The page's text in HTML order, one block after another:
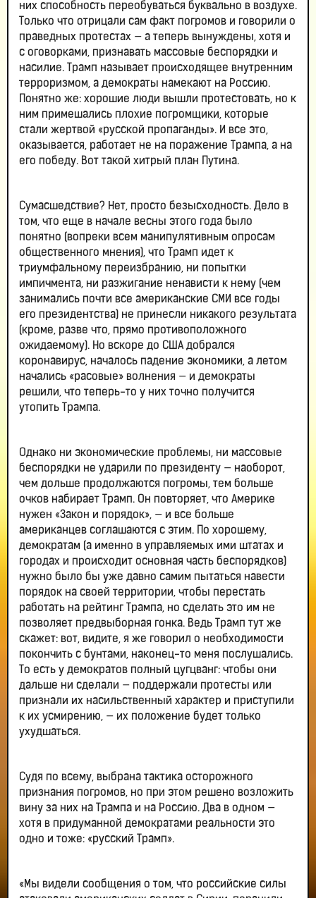
них способность переобуваться буквально в воздухе.
Только что отрицали сам факт погромов и говорили о
праведных протестах — а теперь вынуждены, хотя и
с оговорками, признавать массовые беспорядки и
насилие. Трамп называет происходящее внутренним
терроризмом, а демократы намекают на Россию.
Понятно же: хорошие люди вышли протестовать, но к
ним примешались плохие погромщики, которые
стали жертвой «русской пропаганды». И все это,
оказывается, работает не на поражение Трампа, а на
его победу. Вот такой хитрый план Путина.
Сумасшедствие? Нет, просто безысходность. Дело в
том, что еще в начале весны этого года было
понятно (вопреки всем манипулятивным опросам
общественного мнения), что Трамп идет к
триумфальному переизбранию, ни попытки
импичмента, ни разжигание ненависти к нему (чем
занимались почти все американские СМИ все годы
его президентства) не принесли никакого результата
(кроме, разве что, прямо противоположного
ожидаемому). Но вскоре до США добрался
коронавирус, началось падение экономики, а летом
начались «расовые» волнения — и демократы
решили, что теперь-то у них точно получится
утопить Трампа.
Однако ни экономические проблемы, ни массовые
беспорядки не ударили по президенту — наоборот,
чем дольше продолжаются погромы, тем больше
очков набирает Трамп. Он повторяет, что Америке
нужен «Закон и порядок», — и все больше
американцев соглашаются с этим. По хорошему,
демократам (а именно в управляемых ими штатах и
городах и происходит основная часть беспорядков)
нужно было бы уже давно самим пытаться навести
порядок на своей территории, чтобы перестать
работать на рейтинг Трампа, но сделать это им не
позволяет предвыборная гонка. Ведь Трамп тут же
скажет: вот, видите, я же говорил о необходимости
покончить с бунтами, наконец-то меня послушались.
То есть у демократов полный цугцванг: чтобы они
дальше ни сделали — поддержали протесты или
признали их насильственный характер и приступили
к их усмирению, — их положение будет только
ухудшаться.
Судя по всему, выбрана тактика осторожного
признания погромов, но при этом решено возложить
вину за них на Трампа и на Россию. Два в одном —
хотя в придуманной демократами реальности это
одно и тоже: «русский Трамп».
«Мы видели сообщения о том, что российские силы